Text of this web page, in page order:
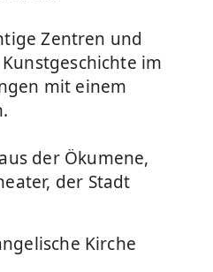
Zentren und
im
mit einem
der Ökumene,
der Stadt
Kirche